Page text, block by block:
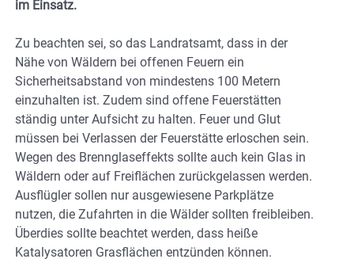
im Einsatz.
Zu beachten sei, so das Landratsamt, dass in der
Nähe von Wäldern bei offenen Feuern ein
Sicherheitsabstand von mindestens 100 Metern
einzuhalten ist. Zudem sind offene Feuerstätten
ständig unter Aufsicht zu halten. Feuer und Glut
müssen bei Verlassen der Feuerstätte erloschen sein.
Wegen des Brennglaseffekts sollte auch kein Glas in
Wäldern oder auf Freiflächen zurückgelassen werden.
Ausflügler sollen nur ausgewiesene Parkplätze
nutzen, die Zufahrten in die Wälder sollten freibleiben.
Überdies sollte beachtet werden, dass heiße
Katalysatoren Grasflächen entzünden können.